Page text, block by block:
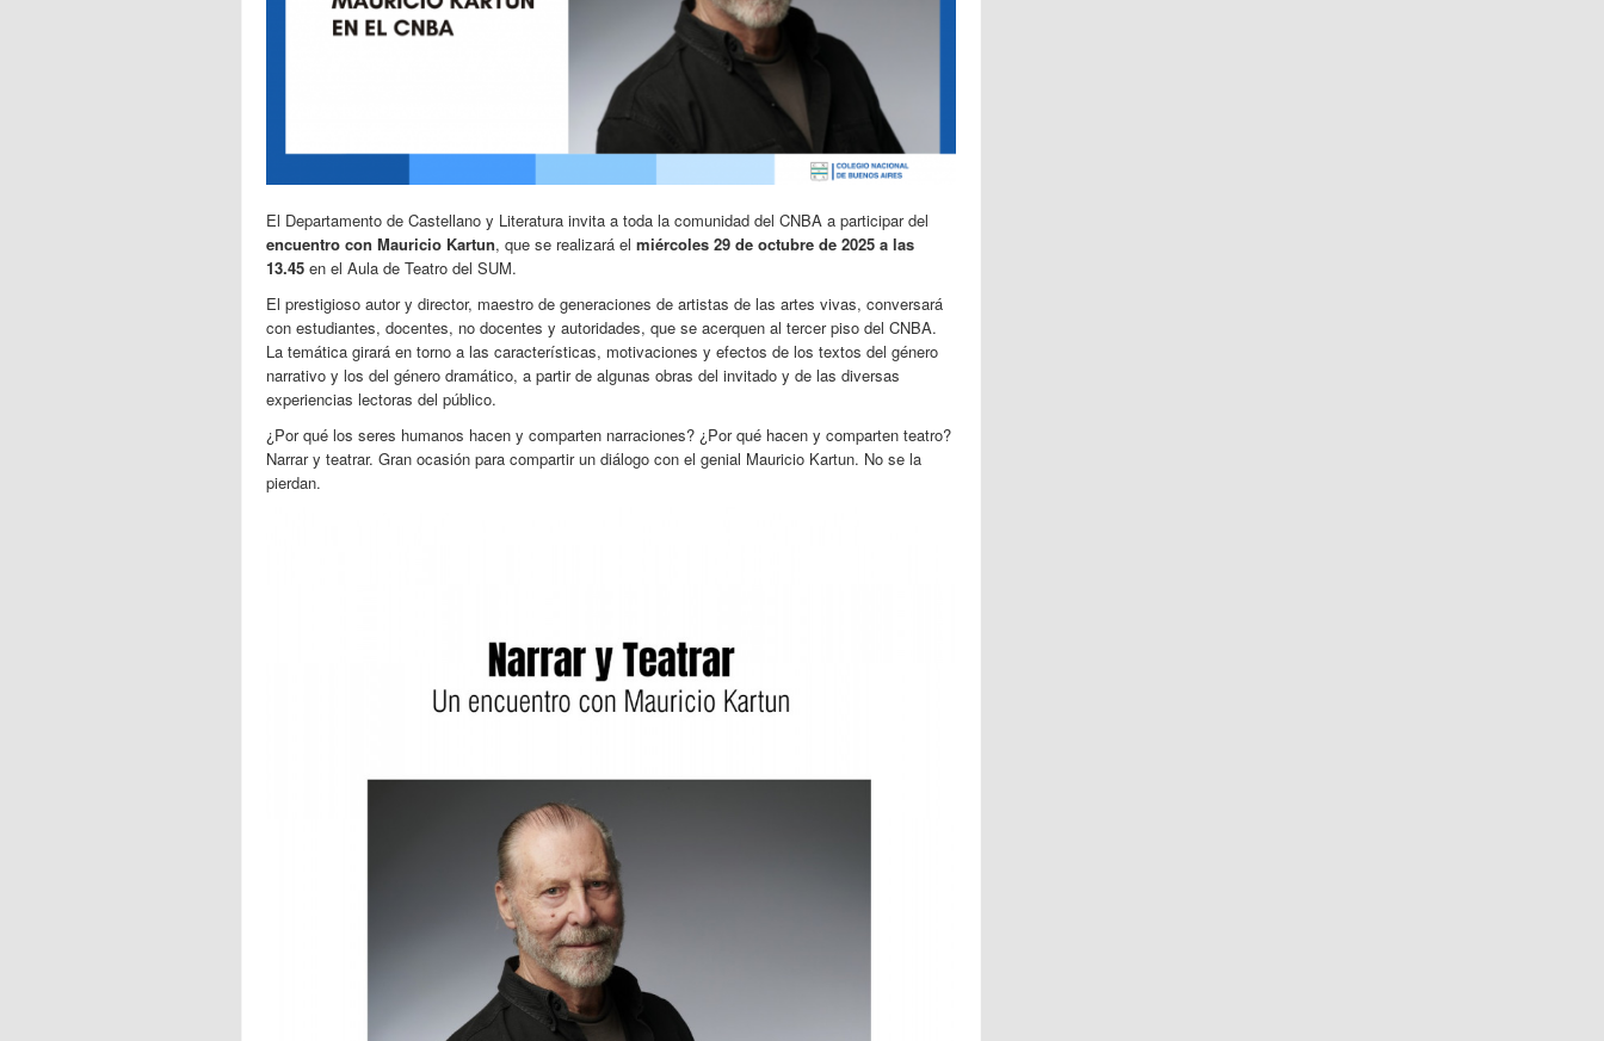
El Departamento de Castellano y Literatura invita a toda la comunidad del CNBA a participar del
encuentro con Mauricio Kartun, que se realizará el miércoles 29 de octubre de 2025 a las
13.45 en el Aula de Teatro del SUM.
El prestigioso autor y director, maestro de generaciones de artistas de las artes vivas, conversará
con estudiantes, docentes, no docentes y autoridades, que se acerquen al tercer piso del CNBA.
La temática girará en torno a las características, motivaciones y efectos de los textos del género
narrativo y los del género dramático, a partir de algunas obras del invitado y de las diversas
experiencias lectoras del público.
¿Por qué los seres humanos hacen y comparten narraciones? ¿Por qué hacen y comparten teatro?
Narrar y teatrar. Gran ocasión para compartir un diálogo con el genial Mauricio Kartun. No se la
pierdan.